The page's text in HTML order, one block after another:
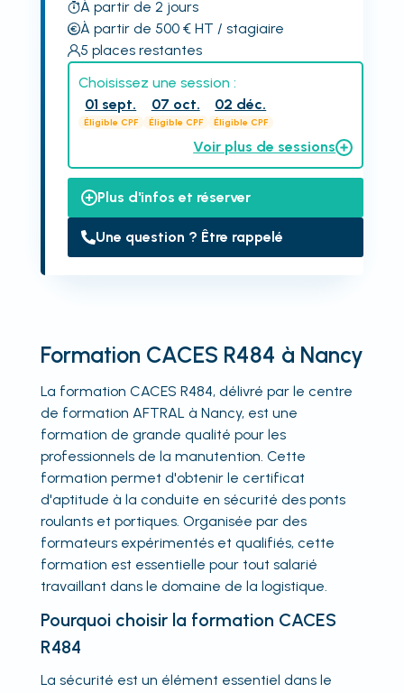
À partir de 2 jours
À partir de 500€ HT / stagiaire
5 places restantes
Choisissez une session :
01 sept.
Éligible CPF
07 oct.
Éligible CPF
02 déc.
Éligible CPF
Voir plus de sessions
Plus d'infos et réserver
Une question ? Être rappelé
Formation CACES R484 à Nancy
La formation CACES R484, délivré par le centre
de formation AFTRAL à Nancy, est une
formation de grande qualité pour les
professionnels de la manutention. Cette
formation permet d'obtenir le certificat
d'aptitude à la conduite en sécurité des ponts
roulants et portiques. Organisée par des
formateurs expérimentés et qualifiés, cette
formation est essentielle pour tout salarié
travaillant dans le domaine de la logistique.
Pourquoi choisir la formation CACES
R484
La sécurité est un élément essentiel dans le